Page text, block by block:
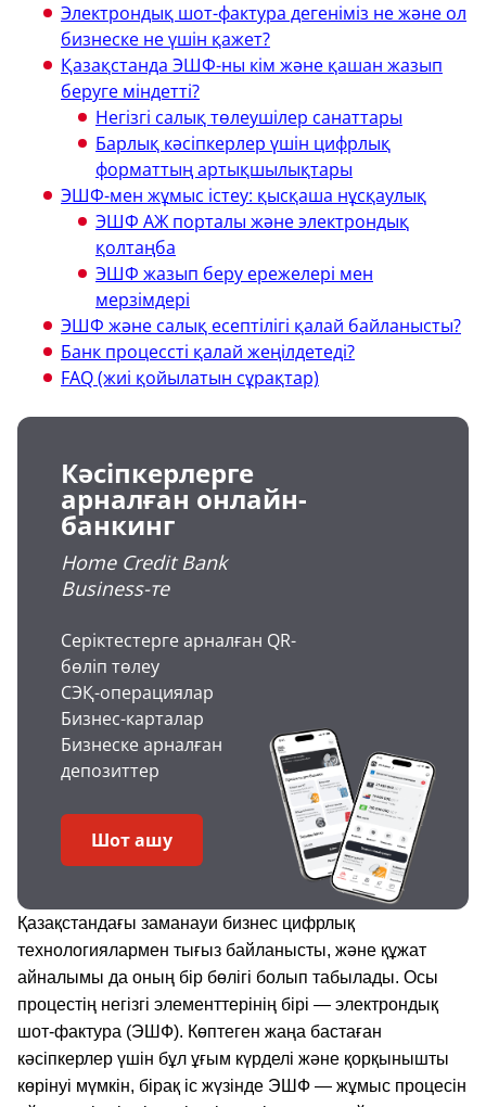
Электрондық шот-фактура дегеніміз не және ол
бизнеске не үшін қажет?
Қазақстанда ЭШФ-ны кім және қашан жазып
беруге міндетті?
Негізгі салық төлеушілер санаттары
Барлық кәсіпкерлер үшін цифрлық
форматтың артықшылықтары
ЭШФ-мен жұмыс істеу: қысқаша нұсқаулық
ЭШФ АЖ порталы және электрондық
қолтаңба
ЭШФ жазып беру ережелері мен
мерзімдері
ЭШФ және салық есептілігі қалай байланысты?
Банк процессті қалай жеңілдетеді?
FAQ (жиі қойылатын сұрақтар)
Кәсіпкерлерге
арналған онлайн-
банкинг
Home Credit Bank
Business-те
Серіктестерге арналған QR-
бөліп төлеу
СЭҚ-операциялар
Бизнес-карталар
Бизнеске арналған
депозиттер
Шот ашу
Қазақстандағы заманауи бизнес цифрлық
технологиялармен тығыз байланысты, және құжат
айналымы да оның бір бөлігі болып табылады. Осы
процестің негізгі элементтерінің бірі — электрондық
шот-фактура (ЭШФ). Көптеген жаңа бастаған
кәсіпкерлер үшін бұл ұғым күрделі және қорқынышты
көрінуі мүмкін, бірақ іс жүзінде ЭШФ — жұмыс процесін